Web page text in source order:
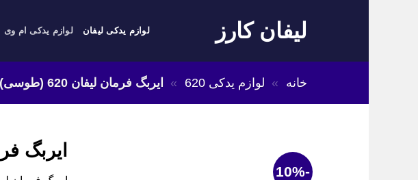
لیفان کارز لوازم یدکی لیفان لوازم یدکی ام وی
خانه » لوازم یدکی 620 » ایربگ فرمان لیفان 620 (طوسی)
-10%
ایربگ فرمان